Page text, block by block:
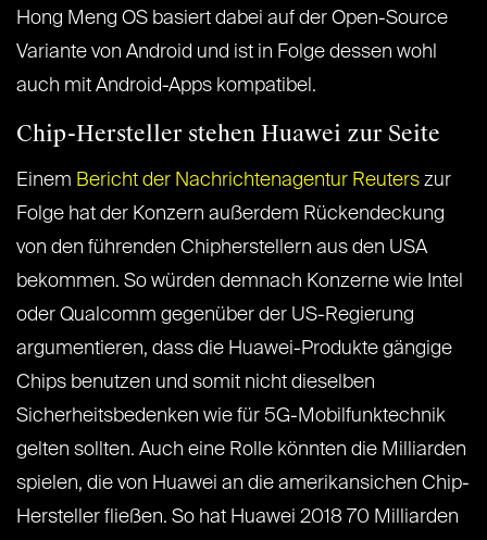
Hong Meng OS basiert dabei auf der Open-Source
Variante von Android und ist in Folge dessen wohl
auch mit Android-Apps kompatibel.
Chip-Hersteller stehen Huawei zur Seite
Einem Bericht der Nachrichtenagentur Reuters zur
Folge hat der Konzern außerdem Rückendeckung
von den führenden Chipherstellern aus den USA
bekommen. So würden demnach Konzerne wie Intel
oder Qualcomm gegenüber der US-Regierung
argumentieren, dass die Huawei-Produkte gängige
Chips benutzen und somit nicht dieselben
Sicherheitsbedenken wie für 5G-Mobilfunktechnik
gelten sollten. Auch eine Rolle könnten die Milliarden
spielen, die von Huawei an die amerikansichen Chip-
Hersteller fließen. So hat Huawei 2018 70 Milliarden